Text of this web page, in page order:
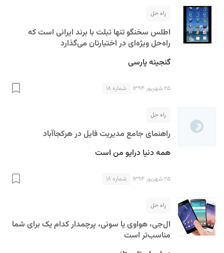
راه حل
اطلس سخنگو تنها تبلت با برند ایرانی است که
راه‌حل ویژه‌ای در اختیارتان می‌گذارد
گنجینه پارسی
۲۵ شهریور ۱۳۹۴ شماره ۱۸
راه حل
راهنمای جامع مدیریت فایل در هرکجاآباد
همه دنیا درایو من است
۲۵ شهریور ۱۳۹۴ شماره ۱۸
راه حل
ال‌جی، هواوی یا سونی، پرچمدار کدام یک برای شما
مناسب‌تر است